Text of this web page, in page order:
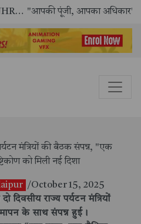
"आपकी पूंजी, आपका अधिकार" अभियान का भव्य शुभारंभ
मंत्रियों की बैठक संपन्न, "एक
को मिली नई दिशा
/October 15, 2025
दिवसीय राज्य पर्यटन मंत्रियों
के साथ संपन्न हुई।